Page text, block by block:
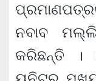
ନବାବ
କରିଛନ୍ତି ।